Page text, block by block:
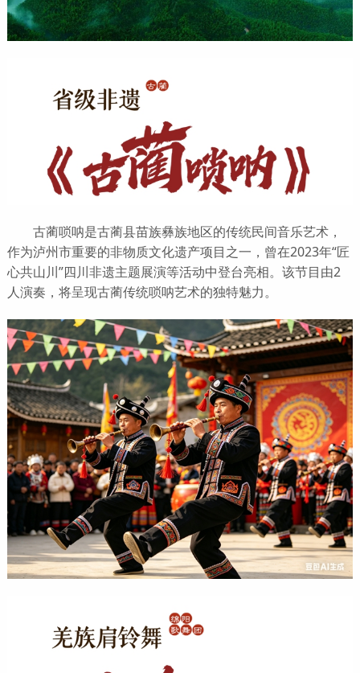
古蔺唢呐是古蔺县苗族彝族地区的传统民间音乐艺术，
作为泸州市重要的非物质文化遗产项目之一，曾在2023年“匠
心共山川”四川非遗主题展演等活动中登台亮相。该节目由2
人演奏，将呈现古蔺传统唢呐艺术的独特魅力。